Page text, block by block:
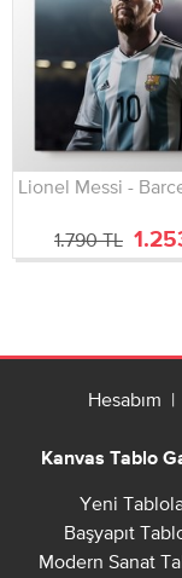
1.790 TL
Hesabım |
Kanvas Tablo
Yeni
Başyapıt
Modern Sanat